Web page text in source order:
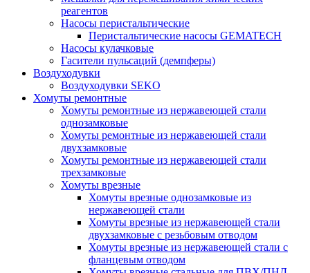
реагентов
Насосы перистальтические
Перистальтические насосы GEMATECH
Насосы кулачковые
Гасители пульсаций (демпферы)
Воздуходувки
Воздуходувки SEKO
Хомуты ремонтные
Хомуты ремонтные из нержавеющей стали
однозамковые
Хомуты ремонтные из нержавеющей стали
двухзамковые
Хомуты ремонтные из нержавеющей стали
трехзамковые
Хомуты врезные
Хомуты врезные однозамковые из
нержавеющей стали
Хомуты врезные из нержавеющей стали
двухзамковые с резьбовым отводом
Хомуты врезные из нержавеющей стали с
фланцевым отводом